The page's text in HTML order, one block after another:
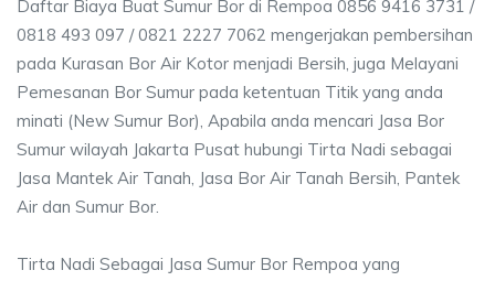
Daftar Biaya Buat Sumur Bor di Rempoa 0856 9416 3731 /
0818 493 097 / 0821 2227 7062 mengerjakan pembersihan
pada Kurasan Bor Air Kotor menjadi Bersih, juga Melayani
Pemesanan Bor Sumur pada ketentuan Titik yang anda
minati (New Sumur Bor), Apabila anda mencari Jasa Bor
Sumur wilayah Jakarta Pusat hubungi Tirta Nadi sebagai
Jasa Mantek Air Tanah, Jasa Bor Air Tanah Bersih, Pantek
Air dan Sumur Bor.
Tirta Nadi Sebagai Jasa Sumur Bor Rempoa yang